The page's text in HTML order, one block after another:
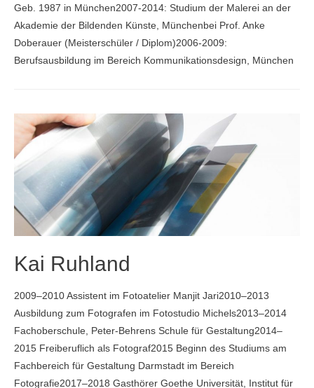
Geb. 1987 in München2007-2014: Studium der Malerei an der
Akademie der Bildenden Künste, Münchenbei Prof. Anke
Doberauer (Meisterschüler / Diplom)2006-2009:
Berufsausbildung im Bereich Kommunikationsdesign, München
Kai Ruhland
2009–2010 Assistent im Fotoatelier Manjit Jari2010–2013
Ausbildung zum Fotografen im Fotostudio Michels2013–2014
Fachoberschule, Peter-Behrens Schule für Gestaltung2014–
2015 Freiberuflich als Fotograf2015 Beginn des Studiums am
Fachbereich für Gestaltung Darmstadt im Bereich
Fotografie2017–2018 Gasthörer Goethe Universität, Institut für